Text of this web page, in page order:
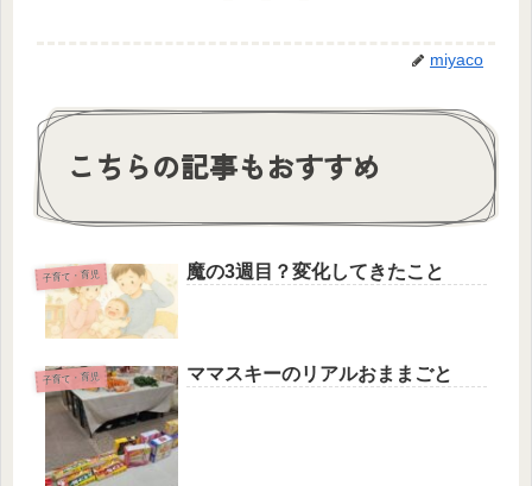
miyaco
こちらの記事もおすすめ
子育て・育児 魔の3週目？変化してきたこと
子育て・育児 ママスキーのリアルおままごと